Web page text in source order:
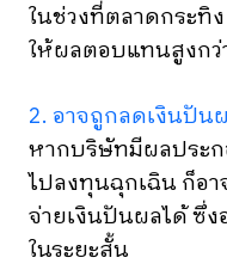
ในช่วงที่ตลาดกระทิ
ให้ผลตอบแทนสูงก
2. อาจถูกลดเงินปัน
หากบริษัทมีผลประ
ไปลงทุนฉุกเฉิน ก็อ
จ่ายเงินปันผลได้ ซึ่
ในระยะสั้น